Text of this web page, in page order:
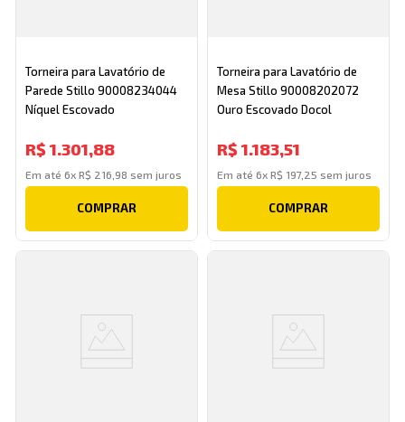
Torneira para Lavatório de
Parede Stillo 90008234044
Níquel Escovado
R$ 1.301,88
Em até6xR$ 216 98 sem juros
COMPRAR
Torneira para Lavatório de
Mesa Stillo 90008202072
Ouro Escovado Docol
R$ 1.183,51
Em até 6x R$ 197, 25 sem juros
COMPRAR